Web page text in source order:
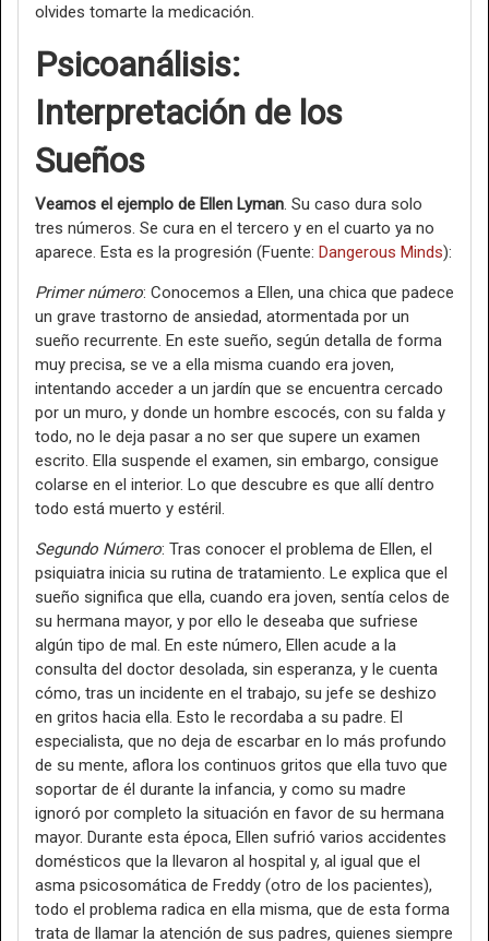
olvides tomarte la medicación.
Psicoanálisis:
Interpretación de los
Sueños
Veamos el ejemplo de Ellen Lyman. Su caso dura solo
tres números. Se cura en el tercero y en el cuarto ya no
aparece. Esta es la progresión (Fuente: Dangerous Minds):
Primer número: Conocemos a Ellen, una chica que padece
un grave trastorno de ansiedad, atormentada por un
sueño recurrente. En este sueño, según detalla de forma
muy precisa, se ve a ella misma cuando era joven,
intentando acceder a un jardín que se encuentra cercado
por un muro, y donde un hombre escocés, con su falda y
todo, no le deja pasar a no ser que supere un examen
escrito. Ella suspende el examen, sin embargo, consigue
colarse en el interior. Lo que descubre es que allí dentro
todo está muerto y estéril.
Segundo Número: Tras conocer el problema de Ellen, el
psiquiatra inicia su rutina de tratamiento. Le explica que el
sueño significa que ella, cuando era joven, sentía celos de
su hermana mayor, y por ello le deseaba que sufriese
algún tipo de mal. En este número, Ellen acude a la
consulta del doctor desolada, sin esperanza, y le cuenta
cómo, tras un incidente en el trabajo, su jefe se deshizo
en gritos hacia ella. Esto le recordaba a su padre. El
especialista, que no deja de escarbar en lo más profundo
de su mente, aflora los continuos gritos que ella tuvo que
soportar de él durante la infancia, y como su madre
ignoró por completo la situación en favor de su hermana
mayor. Durante esta época, Ellen sufrió varios accidentes
domésticos que la llevaron al hospital y, al igual que el
asma psicosomática de Freddy (otro de los pacientes),
todo el problema radica en ella misma, que de esta forma
trata de llamar la atención de sus padres, quienes siempre